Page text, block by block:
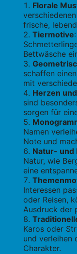
Florale
frische,
Tiermotive
Bettwäsche
schaffen
mit
Herzen
sind
sorgen für
Namen
Note und
Natur- und
Natur, wie
eine
Interessen
oder Reisen,
Ausdruck der
Karos oder
und verleihen
Charakter.